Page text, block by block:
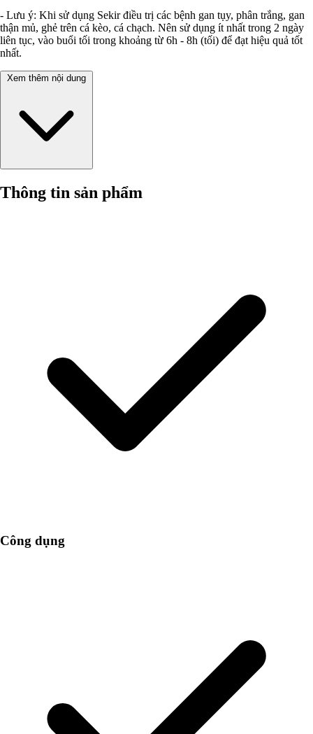
- Lưu ý: Khi sử dụng Sekir điều trị các bệnh gan tụy, phân trắng, gan
thận mủ, ghẻ trên cá kèo, cá chạch. Nên sử dụng ít nhất trong 2 ngày
liên tục, vào buổi tối trong khoảng từ 6h - 8h (tối) để đạt hiệu quả tốt
nhất.
Xem thêm nội dung
Thông tin sản phẩm
Công dụng